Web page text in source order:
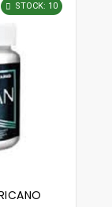
STOCK: 10